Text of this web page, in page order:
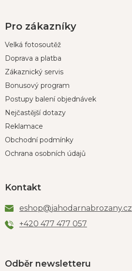
Pro zákazníky
Velká fotosoutěž
Doprava a platba
Zákaznický servis
Bonusový program
Postupy balení objednávek
Nejčastější dotazy
Reklamace
Obchodní podmínky
Ochrana osobních údajů
Kontakt
eshop@jahodarnabrozany.cz
+420 477 477 057
Odběr newsletteru